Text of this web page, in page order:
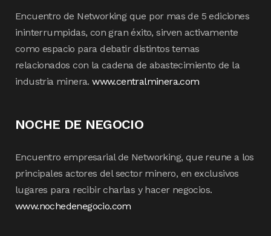
Encuentro de Networking que por mas de 5 ediciones
ininterrumpidas, con gran éxito, sirven activamente
como espacio para debatir distintos temas
relacionados con la cadena de abastecimiento de la
industria minera.www.centralminera.com
NOCHE DE NEGOCIO
Encuentro empresarial de Networking, que reune a los
principales actores del sector minero, en exclusivos
lugares para recibir charlas y hacer negocios.
www.nochedenegocio.com